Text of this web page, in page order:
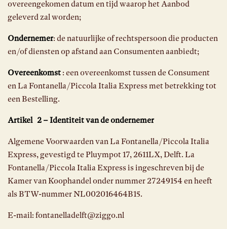
overeengekomen datum en tijd waarop het Aanbod
geleverd zal worden;
Ondernemer: de natuurlijke of rechtspersoon die producten
en/of diensten op afstand aan Consumenten aanbiedt;
Overeenkomst : een overeenkomst tussen de Consument
en La Fontanella/Piccola Italia Express met betrekking tot
een Bestelling.
Artikel 2 – Identiteit van de ondernemer
Algemene Voorwaarden van La Fontanella/Piccola Italia
Express, gevestigd te Pluympot 17, 2611LX, Delft. La
Fontanella/Piccola Italia Express is ingeschreven bij de
Kamer van Koophandel onder nummer 27249154 en heeft
als BTW-nummer NL002016464B15.
E-mail: fontanelladelft@ziggo.nl